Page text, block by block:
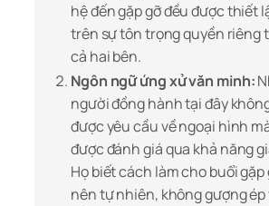
hệ đến gặp gỡ đều được thiết
trên sự tôn trọng quyền riêng
cả hai bên.
Ngôn ngữ ứng xử văn minh:
người đồng hành tại đây
được yêu cầu về ngoại hình
được đánh giá qua khả năng
Họ biết cách làm cho buổi gặp
nên tự nhiên, không gượng ép